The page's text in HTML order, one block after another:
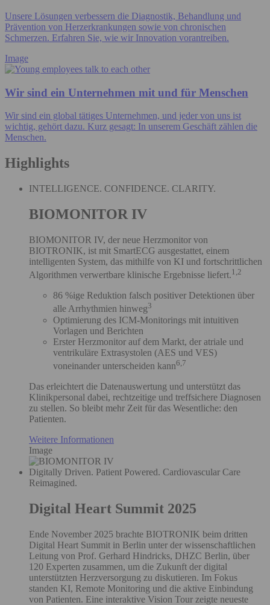
Unsere Lösungen verbessern die Diagnostik, Behandlung und
Prävention von Herzerkrankungen sowie von chronischen
Schmerzen. Erfahren Sie, wie wir Innovation vorantreiben.
Image
Wir sind ein Unternehmen mit und für Menschen
Wir sind ein global tätiges Unternehmen, und jeder von uns ist
wichtig, gehört dazu. Kurz gesagt: In unserem Geschäft zählen die
Menschen.
Highlights
INTELLIGENCE. CONFIDENCE. CLARITY.
BIOMONITOR IV
BIOMONITOR IV, der neue Herzmonitor von
BIOTRONIK, ist mit SmartECG ausgestattet, einem
intelligenten System, das mithilfe von KI und fortschrittlichen
Algorithmen verwertbare klinische Ergebnisse liefert.1,2
86 %ige Reduktion falsch positiver Detektionen über
alle Arrhythmien hinweg3
Optimierung des ICM-Monitorings mit intuitiven
Vorlagen und Berichten
Erster Herzmonitor auf dem Markt, der atriale und
ventrikuläre Extrasystolen (AES und VES)
voneinander unterscheiden kann6,7
Das erleichtert die Datenauswertung und unterstützt das
Klinikpersonal dabei, rechtzeitige und treffsichere Diagnosen
zu stellen. So bleibt mehr Zeit für das Wesentliche: den
Patienten.
Weitere Informationen
Image
Digitally Driven. Patient Powered. Cardiovascular Care
Reimagined.
Digital Heart Summit 2025
Ende November 2025 brachte BIOTRONIK beim dritten
Digital Heart Summit in Berlin unter der wissenschaftlichen
Leitung von Prof. Gerhard Hindricks, DHZC Berlin, über
120 Experten zusammen, um die Zukunft der digital
unterstützten Herzversorgung zu diskutieren. Im Fokus
standen KI, Remote Monitoring und die aktive Einbindung
von Patienten. Eine interaktive Vision Tour zeigte neueste